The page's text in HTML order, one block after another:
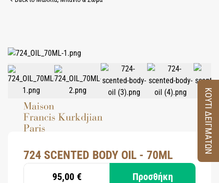
724 SCENTED BODY OIL - 70ML
95,00 € Προσθήκη
ΚΟΥΤΙ ΔΕΙΓΜΑΤΩΝ